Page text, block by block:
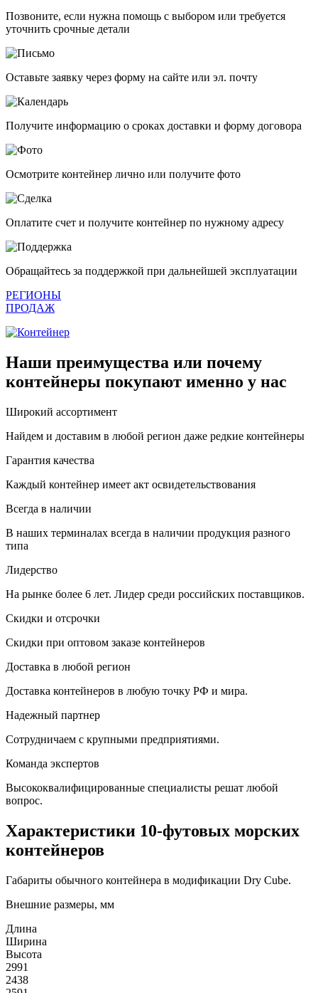
Позвоните, если нужна помощь с выбором или требуется
уточнить срочные детали
Оставьте заявку через форму на сайте или эл. почту
Получите информацию о сроках доставки и форму договора
Осмотрите контейнер лично или получите фото
Оплатите счет и получите контейнер по нужному адресу
Обращайтесь за поддержкой при дальнейшей эксплуатации
РЕГИОНЫ
ПРОДАЖ
Наши преимущества или почему
контейнеры покупают именно у нас
Широкий ассортимент
Найдем и доставим в любой регион даже редкие контейнеры
Гарантия качества
Каждый контейнер имеет акт освидетельствования
Всегда в наличии
В наших терминалах всегда в наличии продукция разного
типа
Лидерство
На рынке более 6 лет. Лидер среди российских поставщиков.
Скидки и отсрочки
Скидки при оптовом заказе контейнеров
Доставка в любой регион
Доставка контейнеров в любую точку РФ и мира.
Надежный партнер
Сотрудничаем с крупными предприятиями.
Команда экспертов
Высококвалифицированные специалисты решат любой
вопрос.
Характеристики 10-футовых морских
контейнеров
Габариты обычного контейнера в модификации Dry Cube.
Внешние размеры, мм
Длина
Ширина
Высота
2991
2438